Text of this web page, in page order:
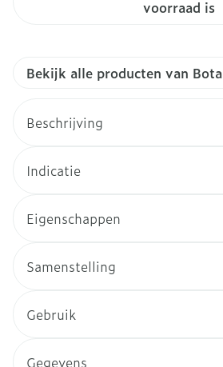
voorraad is
Bekijk alle producten van Bota
Beschrijving
Indicatie
Eigenschappen
Samenstelling
Gebruik
Gegevens